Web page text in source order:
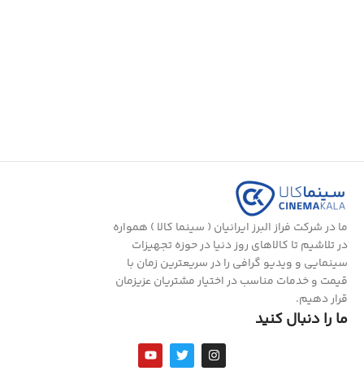
ما در شرکت فراز البرز ایرانیان ( سینما کالا ) همواره
در تلاشیم تا کالاهای روز دنیا در حوزه تجهیزات
سینمایی و ویدیو گرافی را در سریعترین زمان با
قیمت و خدمات مناسب در اختیار مشتریان عزیزمان
قرار دهیم.
ما را دنبال کنید